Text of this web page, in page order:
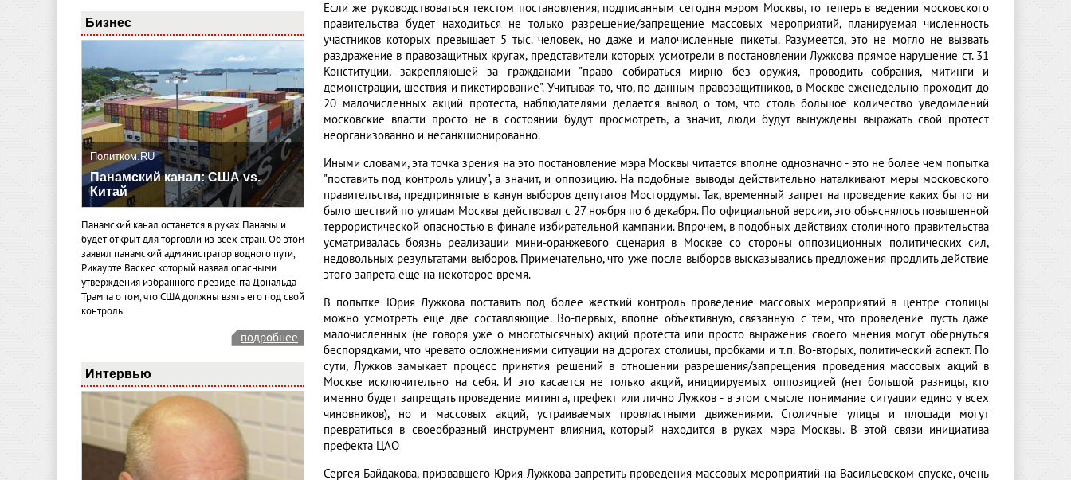
Бизнес
Политком.RU
Панамский канал: США vs.
Китай
Панамский канал останется в руках Панамы и
будет открыт для торговли из всех стран. Об этом
заявил панамский администратор водного пути,
Рикаурте Васкес который назвал опасными
утверждения избранного президента Дональда
Трампа о том, что США должны взять его под свой
контроль.
подробнее
Интервью
Если же руководствоваться текстом постановления, подписанным сегодня мэром Москвы, то теперь в ведении московского
правительства будет находиться не только разрешение/запрещение массовых мероприятий, планируемая численность
участников которых превышает 5 тыс. человек, но даже и малочисленные пикеты. Разумеется, это не могло не вызвать
раздражение в правозащитных кругах, представители которых усмотрели в постановлении Лужкова прямое нарушение ст. 31
Конституции, закрепляющей за гражданами "право собираться мирно без оружия, проводить собрания, митинги и
демонстрации, шествия и пикетирование". Учитывая то, что, по данным правозащитников, в Москве еженедельно проходит до
20 малочисленных акций протеста, наблюдателями делается вывод о том, что столь большое количество уведомлений
московские власти просто не в состоянии будут просмотреть, а значит, люди будут вынуждены выражать свой протест
неорганизованно и несанкционированно.
Иными словами, эта точка зрения на это постановление мэра Москвы читается вполне однозначно - это не более чем попытка
"поставить под контроль улицу", а значит, и оппозицию. На подобные выводы действительно наталкивают меры московского
правительства, предпринятые в канун выборов депутатов Мосгордумы. Так, временный запрет на проведение каких бы то ни
было шествий по улицам Москвы действовал с 27 ноября по 6 декабря. По официальной версии, это объяснялось повышенной
террористической опасностью в финале избирательной кампании. Впрочем, в подобных действиях столичного правительства
усматривалась боязнь реализации мини-оранжевого сценария в Москве со стороны оппозиционных политических сил,
недовольных результатами выборов. Примечательно, что уже после выборов высказывались предложения продлить действие
этого запрета еще на некоторое время.
В попытке Юрия Лужкова поставить под более жесткий контроль проведение массовых мероприятий в центре столицы
можно усмотреть еще две составляющие. Во-первых, вполне объективную, связанную с тем, что проведение пусть даже
малочисленных (не говоря уже о многотысячных) акций протеста или просто выражения своего мнения могут обернуться
беспорядками, что чревато осложнениями ситуации на дорогах столицы, пробками и т.п. Во-вторых, политический аспект. По
сути, Лужков замыкает процесс принятия решений в отношении разрешения/запрещения проведения массовых акций в
Москве исключительно на себя. И это касается не только акций, инициируемых оппозицией (нет большой разницы, кто
именно будет запрещать проведение митинга, префект или лично Лужков - в этом смысле понимание ситуации едино у всех
чиновников), но и массовых акций, устраиваемых провластными движениями. Столичные улицы и площади могут
превратиться в своеобразный инструмент влияния, который находится в руках мэра Москвы. В этой связи инициатива
префекта ЦАО
Сергея Байдакова, призвавшего Юрия Лужкова запретить проведения массовых мероприятий на Васильевском спуске, очень